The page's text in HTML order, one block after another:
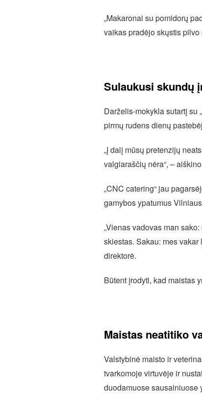
„Makaronai su pomidorų
vaikas pradėjo skųstis
Sulaukusi skundų
Darželis-mokykla sutartį su
pirmų rudens dienų
„Į dalį mūsų pretenzijų
valgiaraščių nėra“, –
„CNC catering“ jau
gamybos ypatumus
„Vienas vadovas man
skiestas. Sakau: mes
direktorė.
Būtent įrodyti, kad maistas
Maistas neatitiko
Valstybinė maisto ir
tvarkomoje virtuvėje ir
duodamuose